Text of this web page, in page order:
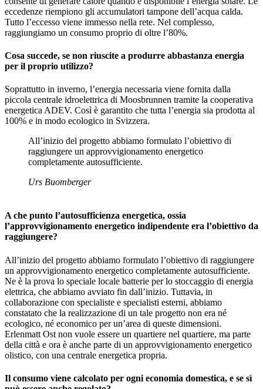
eccedenze riempiono gli accumulatori tampone dell’acqua calda.
Tutto l’eccesso viene immesso nella rete. Nel complesso,
raggiungiamo un consumo proprio di oltre l’80%.
Cosa succede, se non riuscite a produrre abbastanza energia
per il proprio utilizzo?
Soprattutto in inverno, l’energia necessaria viene fornita dalla
piccola centrale idroelettrica di Moosbrunnen tramite la cooperativa
energetica ADEV. Così è garantito che tutta l’energia sia prodotta al
100% e in modo ecologico in Svizzera.
All’inizio del progetto abbiamo formulato l’obiettivo di
raggiungere un approvvigionamento energetico
completamente autosufficiente.
Urs Buomberger
A che punto l’autosufficienza energetica, ossia
l’approvvigionamento energetico indipendente era l’obiettivo da
raggiungere?
All’inizio del progetto abbiamo formulato l’obiettivo di raggiungere
un approvvigionamento energetico completamente autosufficiente.
Ne è la prova lo speciale locale batterie per lo stoccaggio di energia
elettrica, che abbiamo avviato fin dall’inizio. Tuttavia, in
collaborazione con specialiste e specialisti esterni, abbiamo
constatato che la realizzazione di un tale progetto non era né
ecologico, né economico per un’area di queste dimensioni.
Erlenmatt Ost non vuole essere un quartiere nel quartiere, ma parte
della città e ora è anche parte di un approvvigionamento energetico
olistico, con una centrale energetica propria.
Il consumo viene calcolato per ogni economia domestica, e se sì